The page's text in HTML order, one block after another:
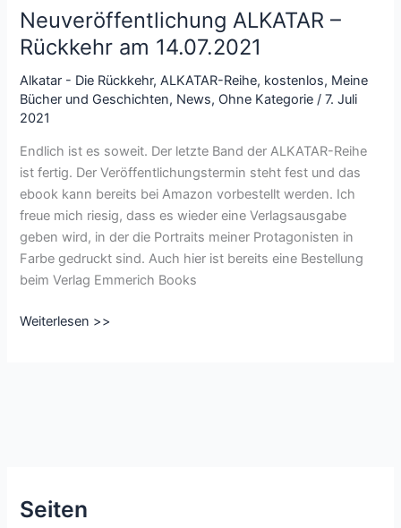
ALKATAR
–
Rückkehr
gibt
es
Band
kostenlos
und
Band
2
reduziert
Neuveröffentlichung ALKATAR –
Rückkehr am 14.07.2021
Alkatar - Die Rückkehr,ALKATAR-Reihe, kostenlos, Meine
Bücher und Geschichten, News, Ohne Kategorie /7. Juli
2021
Endlich ist es soweit. Der letzte Band der ALKATAR-Reihe
ist fertig. Der Veröffentlichungstermin steht fest und das
ebook kann bereits bei Amazon vorbestellt werden. Ich
freue mich riesig, dass es wieder eine Verlagsausgabe
geben wird, in der die Portraits meiner Protagonisten in
Farbe gedruckt sind. Auch hier ist bereits eine Bestellung
beim Verlag Emmerich Books
Neuveröffentlichung
Weiterlesen >>
Seiten